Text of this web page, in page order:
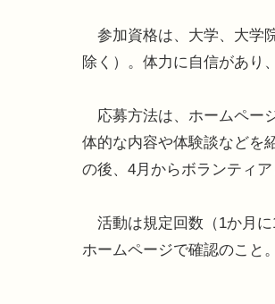
参加資格は、大学、大学
除く）。体力に自信があり
応募方法は、ホームペー
体的な内容や体験談などを
の後、4月からボランティア
活動は規定回数（1か月に
ホームページで確認のこと。